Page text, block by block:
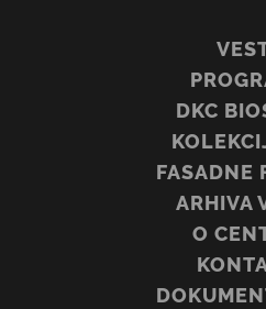
DKC
FASADNE
ARHIVA
O